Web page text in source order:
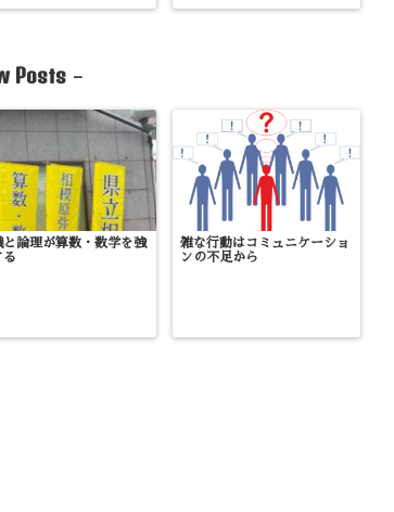
Posts -
と論理が算数・数学を強
る
雑な行動はコミュニケーショ
ンの不足から